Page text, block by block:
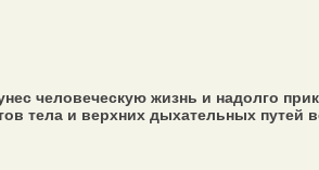
человеческую жизнь и надолго
тела и верхних дыхательных